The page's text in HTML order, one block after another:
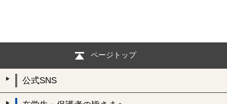
ページトップ
公式SNS